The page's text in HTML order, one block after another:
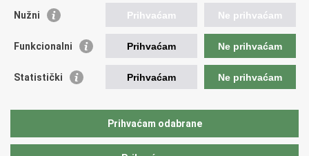
Državno odvjetništvo
Ured za suzbijanje korupcije i organiziranog kriminaliteta
Državnoodvjetničko vijeće
Hrvatska odvjetnička komora
Europski pravosudni portal
Nužni Prihvaćam Ne prihvaćam
Funkcionalni Prihvaćam Ne prihvaćam
Statistički Prihvaćam Ne prihvaćam
Prihvaćam odabrane